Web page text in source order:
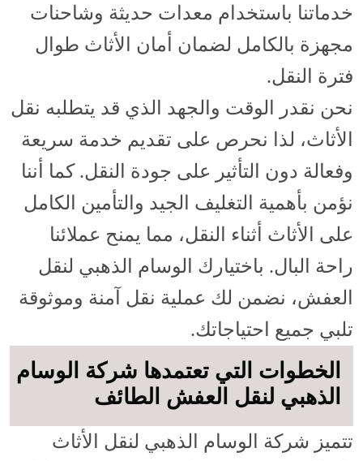
خدماتنا باستخدام معدات حديثة وشاحنات
مجهزة بالكامل لضمان أمان الأثاث طوال
فترة النقل.
نحن نقدر الوقت والجهد الذي قد يتطلبه نقل
الأثاث، لذا نحرص على تقديم خدمة سريعة
وفعالة دون التأثير على جودة النقل. كما أننا
نؤمن بأهمية التغليف الجيد والتأمين الكامل
على الأثاث أثناء النقل، مما يمنح عملائنا
راحة البال. باختيارك الوسام الذهبي لنقل
العفش، نضمن لك عملية نقل آمنة وموثوقة
تلبي جميع احتياجاتك.
الخطوات التي تعتمدها شركة الوسام
الذهبي لنقل العفش الطائف
تتميز شركة الوسام الذهبي لنقل الأثاث